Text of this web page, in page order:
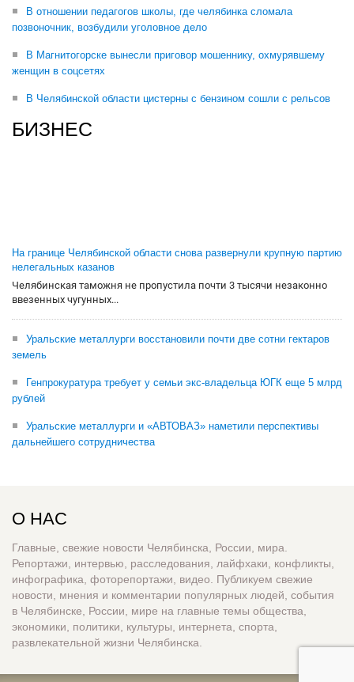
В отношении педагогов школы, где челябинка сломала
позвоночник, возбудили уголовное дело
В Магнитогорске вынесли приговор мошеннику, охмурявшему
женщин в соцсетях
В Челябинской области цистерны с бензином сошли с рельсов
БИЗНЕС
На границе Челябинской области снова развернули крупную партию
нелегальных казанов
Челябинская таможня не пропустила почти 3 тысячи незаконно
ввезенных чугунных...
Уральские металлурги восстановили почти две сотни гектаров
земель
Генпрокуратура требует у семьи экс-владельца ЮГК еще 5 млрд
рублей
Уральские металлурги и «АВТОВАЗ» наметили перспективы
дальнейшего сотрудничества
О НАС
Главные, свежие новости Челябинска, России, мира.
Репортажи, интервью, расследования, лайфхаки, конфликты,
инфографика, фоторепортажи, видео. Публикуем свежие
новости, мнения и комментарии популярных людей, события
в Челябинске, России, мире на главные темы общества,
экономики, политики, культуры, интернета, спорта,
развлекательной жизни Челябинска.